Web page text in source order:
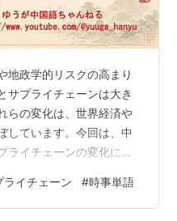
地政学的リスクの高まり
サプライチェーンは大き
らの変化は、世界経済や
しています。今回は、中
ライチェーンの変化につ
が、具体的にはどのよう
か？ そうですね。中国は
ライチェーン #時事単語